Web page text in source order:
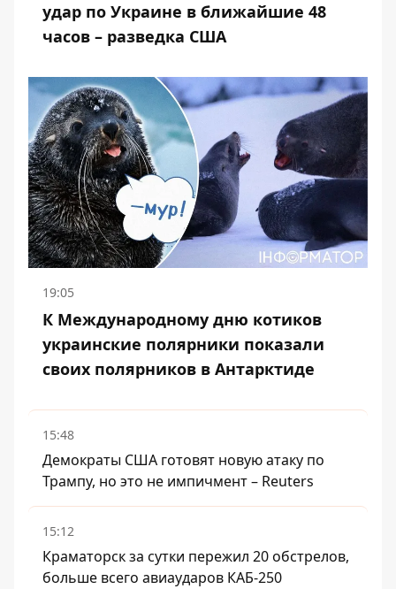
удар по Украине в ближайшие 48
часов – разведка США
19:05
К Международному дню котиков
украинские полярники показали
своих полярников в Антарктиде
15:48
Демократы США готовят новую атаку по
Трампу, но это не импичмент – Reuters
15:12
Краматорск за сутки пережил 20 обстрелов,
больше всего авиаударов КАБ-250